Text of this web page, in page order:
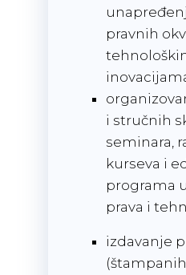
pravnih
i stručnih
seminara,
kurseva i
programa
prava i
izdavanje